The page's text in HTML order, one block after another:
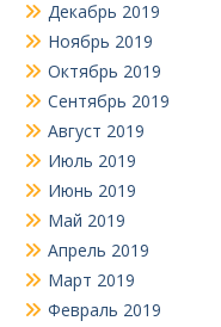
Декабрь 2019
Ноябрь 2019
Октябрь 2019
Сентябрь 2019
Август 2019
Июль 2019
Июнь 2019
Май 2019
Апрель 2019
Март 2019
Февраль 2019